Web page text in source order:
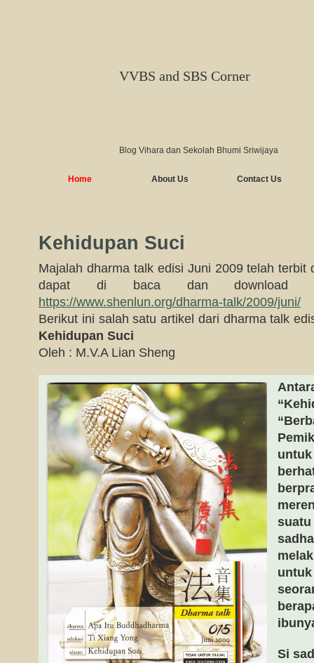
VVBS and SBS Corner
Blog Vihara dan Sekolah Bhumi Sriwijaya
Home About Us Contact Us
Kehidupan Suci
Majalah dharma talk edisi Juni 2009 telah terbit
dapat di baca dan download
https://www.shenlun.org/dharma-talk/2009/juni/
Berikut ini salah satu artikel dari dharma talk
Kehidupan Suci
Oleh : M.V.A Lian Sheng
suatu
Si